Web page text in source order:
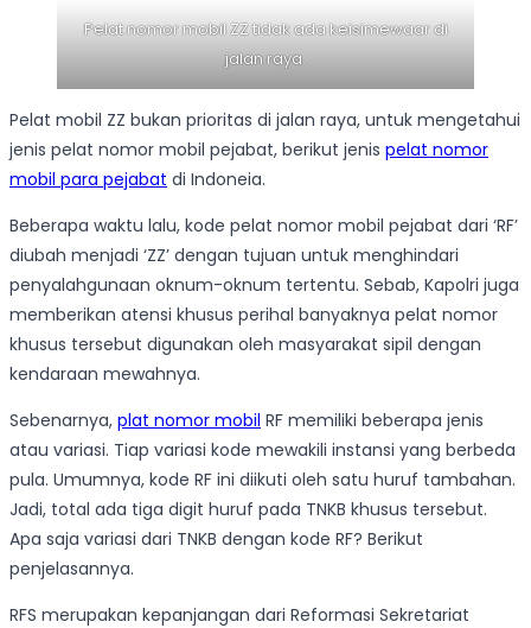
Pelat nomor mobil ZZ tidak ada keisimewaar di
jalan raya.
Pelat mobil ZZ bukan prioritas di jalan raya, untuk mengetahui
jenis pelat nomor mobil pejabat, berikut jenis pelat nomor
mobil para pejabat di Indoneia.
Beberapa waktu lalu, kode pelat nomor mobil pejabat dari ‘RF’
diubah menjadi ‘ZZ’ dengan tujuan untuk menghindari
penyalahgunaan oknum-oknum tertentu. Sebab, Kapolri juga
memberikan atensi khusus perihal banyaknya pelat nomor
khusus tersebut digunakan oleh masyarakat sipil dengan
kendaraan mewahnya.
Sebenarnya, plat nomor mobil RF memiliki beberapa jenis
atau variasi. Tiap variasi kode mewakili instansi yang berbeda
pula. Umumnya, kode RF ini diikuti oleh satu huruf tambahan.
Jadi, total ada tiga digit huruf pada TNKB khusus tersebut.
Apa saja variasi dari TNKB dengan kode RF? Berikut
penjelasannya.
RFS merupakan kepanjangan dari Reformasi Sekretariat